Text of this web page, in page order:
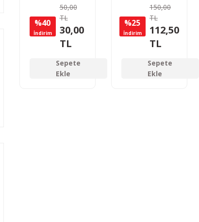
Saçma 250 Adet
%40
İndirim
50,00
TL
30,00
TL
Sepete
Ekle
Saçma 1500 Adet
%25
İndirim
150,00
TL
112,50
TL
Sepete
Ekle